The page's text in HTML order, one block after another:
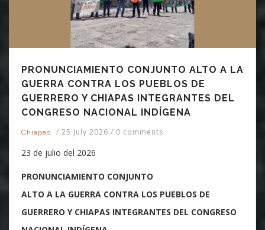
PRONUNCIAMIENTO CONJUNTO ALTO A LA
GUERRA CONTRA LOS PUEBLOS DE
GUERRERO Y CHIAPAS INTEGRANTES DEL
CONGRESO NACIONAL INDÍGENA
Chiapas / 25 July 2026 / 0 comments
23 de julio del 2026
PRONUNCIAMIENTO CONJUNTO
ALTO A LA GUERRA CONTRA LOS PUEBLOS DE
GUERRERO Y CHIAPAS INTEGRANTES DEL CONGRESO